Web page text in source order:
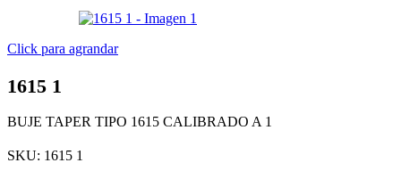
Click para agrandar
1615 1
BUJE TAPER TIPO 1615 CALIBRADO A 1
SKU: 1615 1